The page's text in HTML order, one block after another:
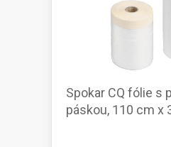
Spokar CQ fólie s
páskou, 110 cm x